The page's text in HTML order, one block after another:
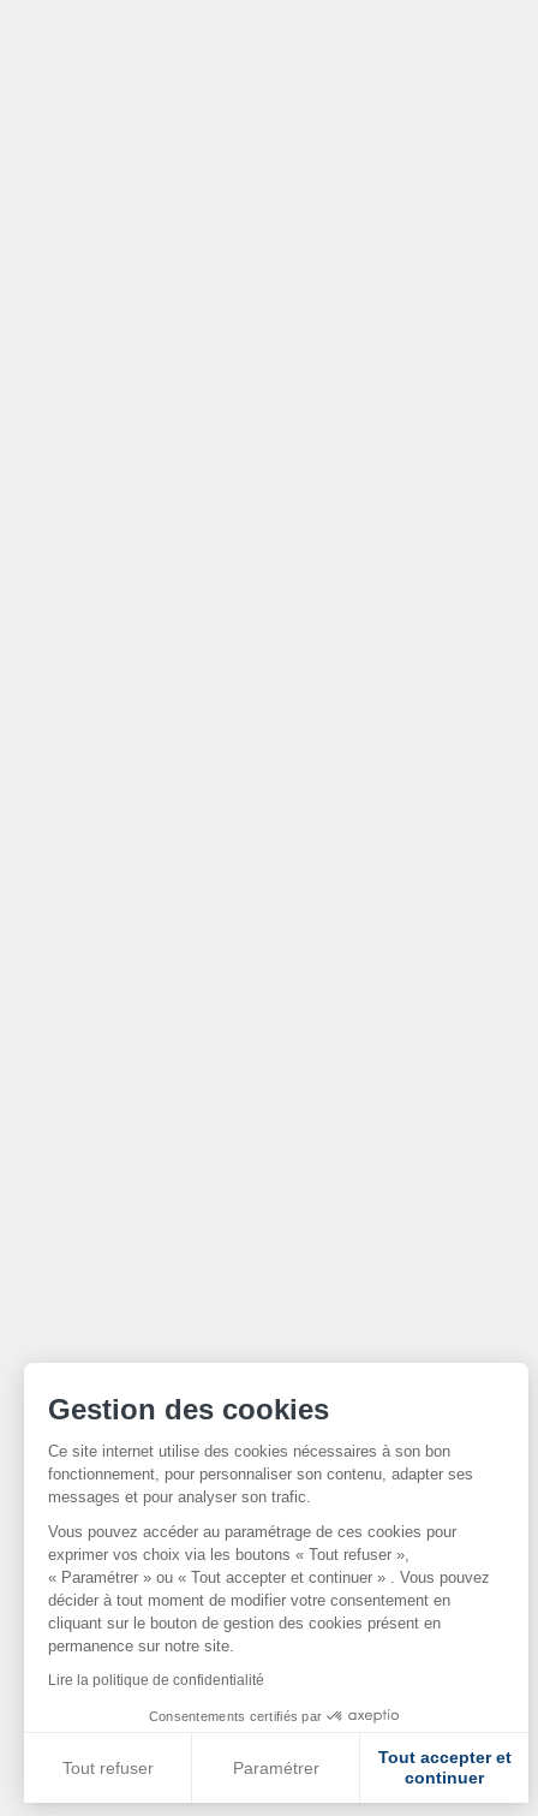
Gestion des cookies
Ce site internet utilise des cookies nécessaires à son bon
fonctionnement, pour personnaliser son contenu, adapter ses
messages et pour analyser son trafic.
Vous pouvez accéder au paramétrage de ces cookies pour
exprimer vos choix via les boutons « Tout refuser »,
« Paramétrer » ou « Tout accepter et continuer » . Vous pouvez
décider à tout moment de modifier votre consentement en
cliquant sur le bouton de gestion des cookies présent en
permanence sur notre site.
Lire la politique de confidentialité
Consentements certifiés par
Tout refuser Paramétrer
Tout accepter et
continuer